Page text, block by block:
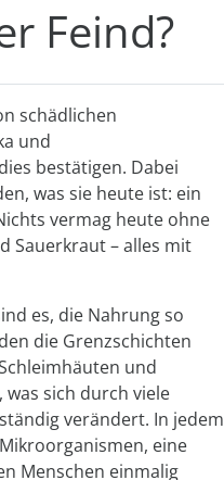
Feind?
schädlichen
und
bestätigen. Dabei
was sie heute ist: ein
vermag heute ohne
Sauerkraut – alles mit
es, die Nahrung so
die Grenzschichten
und
sich durch viele
verändert. In jedem
eine
Menschen einmalig